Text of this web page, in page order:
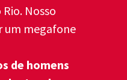
Nosso
um megafone
de homens